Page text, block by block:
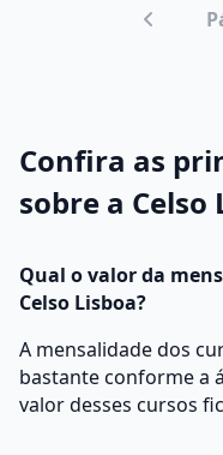
Confira as
sobre a Celso
Qual o valor da
Celso Lisboa?
A mensalidade dos
bastante conforme a
valor desses cursos